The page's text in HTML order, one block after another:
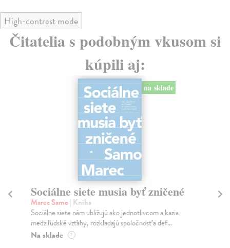
High-contrast mode
Čitatelia s podobným vkusom si
kúpili aj:
na sklade
Sociálne siete musia byť zničené
Marec Samo| Kniha
Sociálne siete nám ubližujú ako jednotlivcom a kazia
medziľudské vzťahy, rozkladajú spoločnosť a def...
Na sklade ?